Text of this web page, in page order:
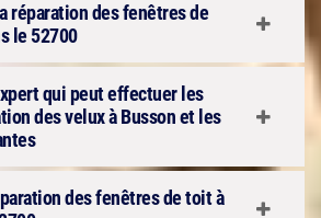
réparation des fenêtres de
le 52700
qui peut effectuer les
des velux à Busson et les
des fenêtres de toit à